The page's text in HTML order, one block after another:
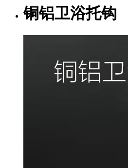
铜铝卫浴托钩